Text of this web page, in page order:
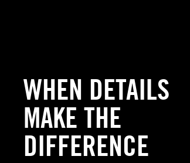
WHEN DETAILS
MAKE THE
DIFFERENCE